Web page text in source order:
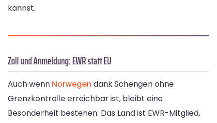
kannst.
Zoll und Anmeldung: EWR statt EU
Auch wenn Norwegen dank Schengen ohne
Grenzkontrolle erreichbar ist, bleibt eine
Besonderheit bestehen: Das Land ist EWR-Mitglied,